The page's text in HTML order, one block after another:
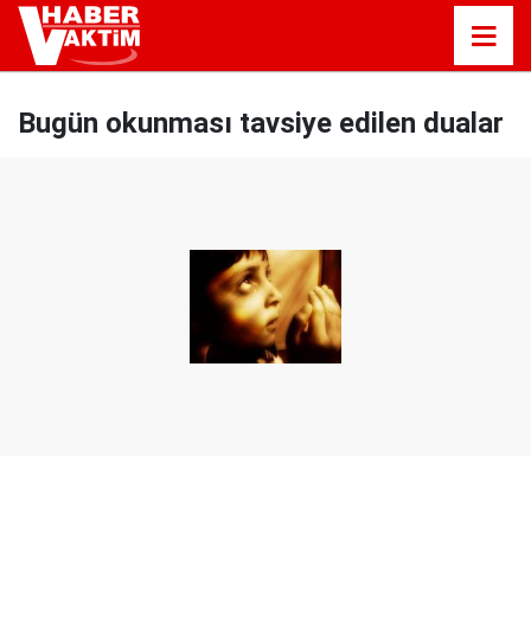
Bugün okunması tavsiye edilen dualar